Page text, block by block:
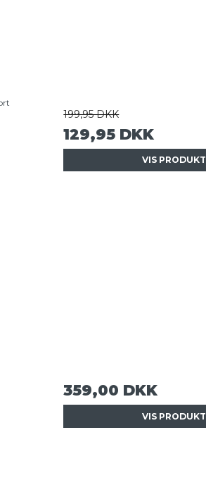
199,95 DKK
129,95 DKK
VIS PRODUKT
359,00 DKK
VIS PRODUKT